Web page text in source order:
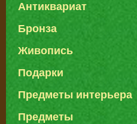
Антиквариат
Бронза
Живопись
Подарки
Предметы интерьера
Предметы